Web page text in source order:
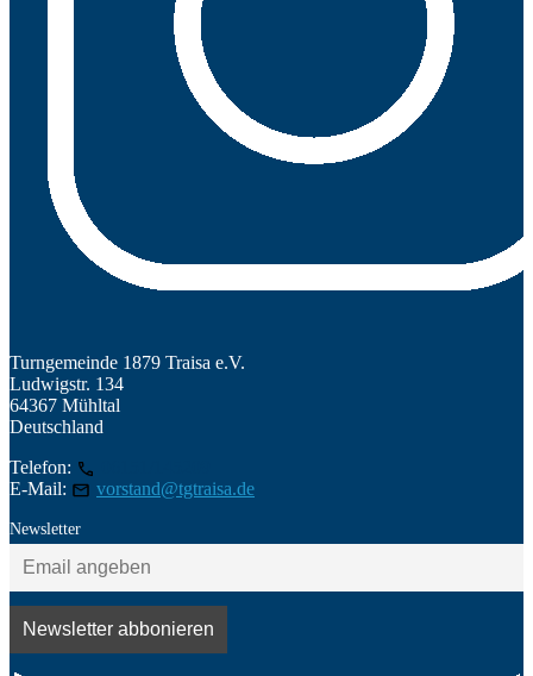
Turngemeinde 1879 Traisa e.V.
Ludwigstr. 134
64367 Mühltal
Deutschland
Telefon:
E-Mail:
vorstand@tgtraisa.de
Newsletter